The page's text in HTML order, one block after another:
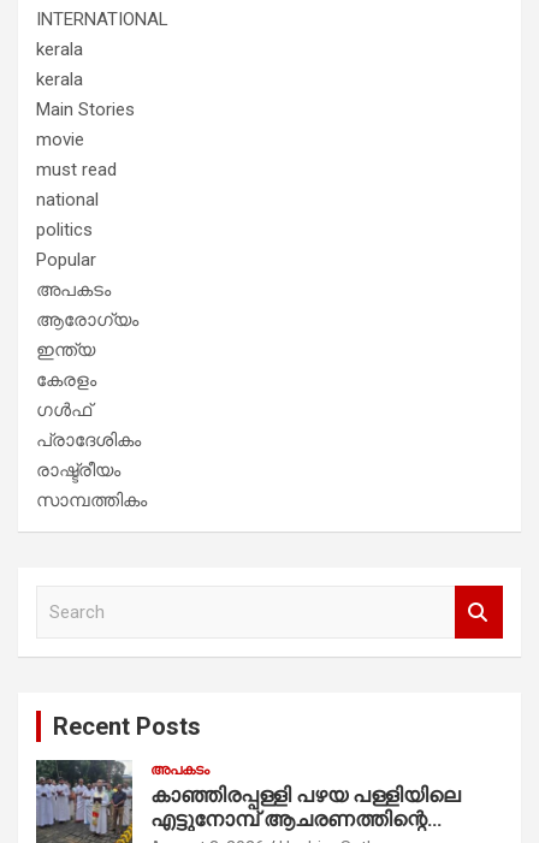
INTERNATIONAL
kerala
kerala
Main Stories
movie
must read
national
politics
Popular
അപകടം
ആരോഗ്യം
ഇന്ത്യ
കേരളം
ഗൾഫ്
പ്രാദേശികം
രാഷ്ട്രീയം
സാമ്പത്തികം
Recent Posts
അപകടം
കാഞ്ഞിരപ്പള്ളി പഴയ പള്ളിയിലെ
എട്ടുനോമ്പ് ആചരണത്തിന്റെ